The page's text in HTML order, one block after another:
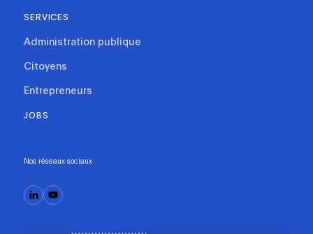
SERVICES
Administration publique
Citoyens
Entrepreneurs
JOBS
Nos réseaux sociaux